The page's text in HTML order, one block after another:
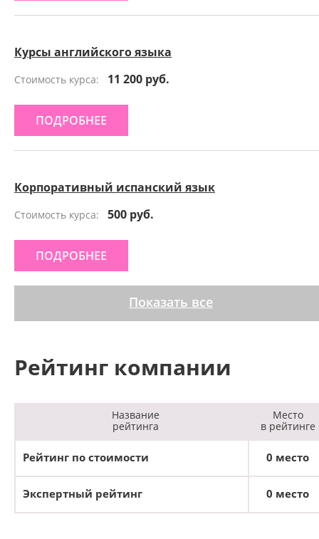
Курсы английского языка
Стоимость курса: 11 200 руб.
ПОДРОБНЕЕ
Корпоративный испанский язык
Стоимость курса: 500 руб.
ПОДРОБНЕЕ
Показать все
Рейтинг компании
Название
рейтинга
Место
в рейтинге
Рейтинг по стоимости 0 место
Экспертный рейтинг 0 место